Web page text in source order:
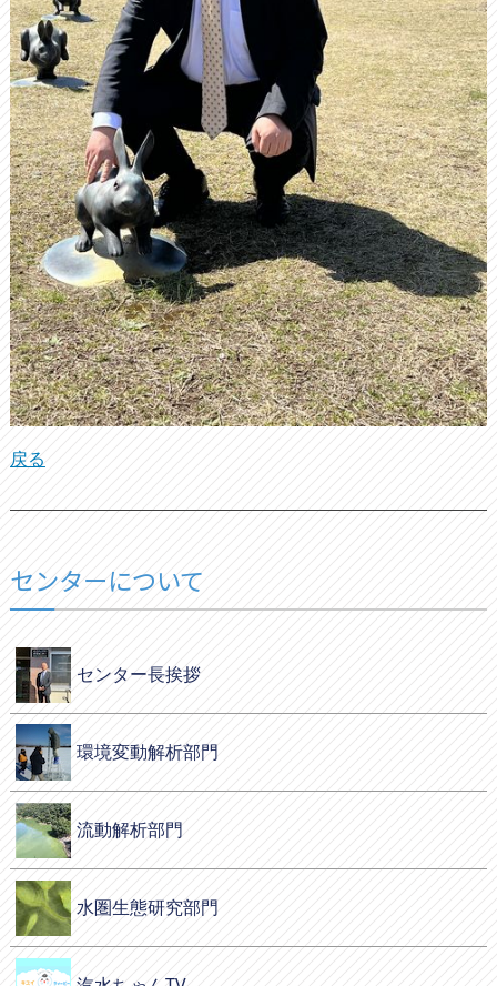
戻る
センターについて
センター長挨拶
環境変動解析部門
流動解析部門
水圏生態研究部門